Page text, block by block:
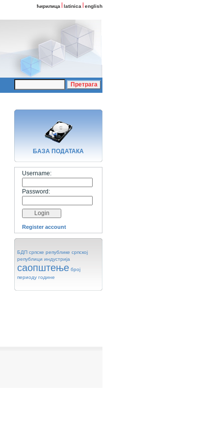
ћирилица latinica english
БАЗA ПОДАТАКА
Username:
Password:
Register account
БДП српске републике српској
републици индустрија
саопштење број
периоду године